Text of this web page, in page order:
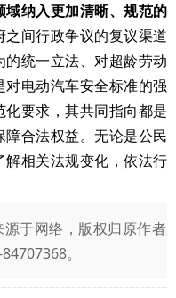
纳入更加清晰、规范的
间行政争议的复议渠道
统一立法、对超龄劳动
电动汽车安全标准的强
要求，其共同指向都是
合法权益。无论是公民
相关法规变化，依法行
于网络，版权归原作者
。